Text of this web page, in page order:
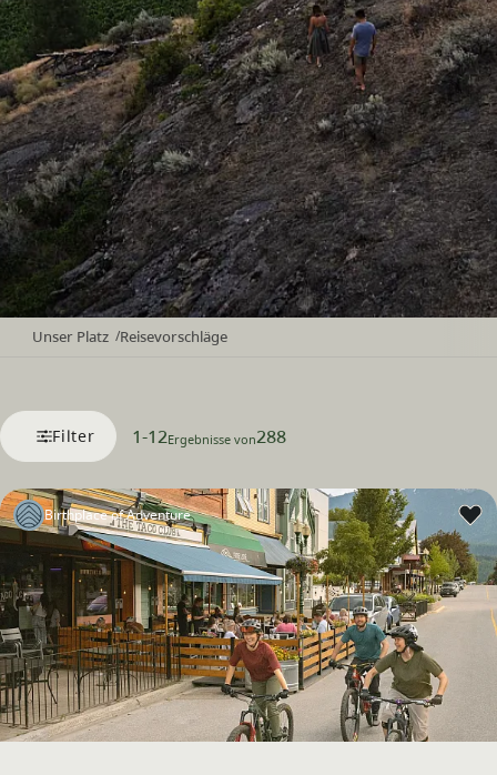
Unser Platz /Reisevorschläge
Filter 1-12Ergebnisse von288
Birthplace of Adventure